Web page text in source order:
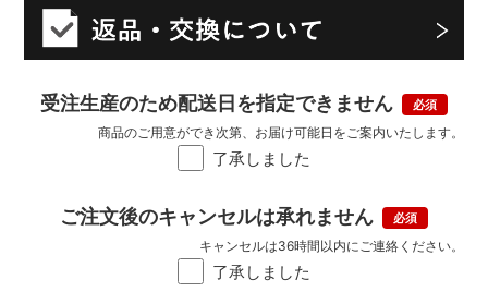
受注生産のため配送日を指定できません
了承しました
商品のご用意ができ次第、お届け可能日をご案内いたします。
ご注文後のキャンセルは承れません
了承しました
キャンセルは36時間以内にご連絡ください。